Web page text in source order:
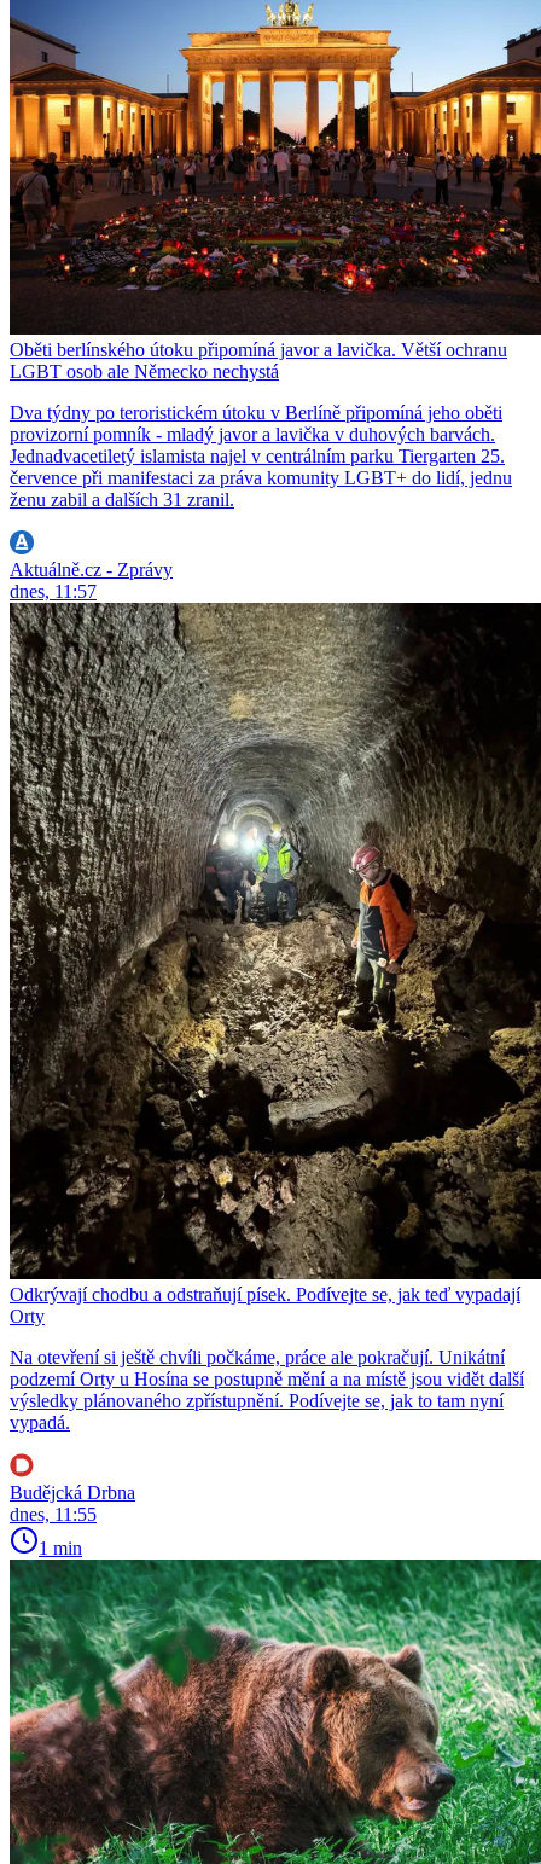
Oběti berlínského útoku připomíná javor a lavička. Větší ochranu
LGBT osob ale Německo nechystá
Dva týdny po teroristickém útoku v Berlíně připomíná jeho oběti
provizorní pomník - mladý javor a lavička v duhových barvách.
Jednadvacetiletý islamista najel v centrálním parku Tiergarten 25.
července při manifestaci za práva komunity LGBT+ do lidí, jednu
ženu zabil a dalších 31 zranil.
Aktuálně.cz - Zprávy
dnes, 11:57
Odkrývají chodbu a odstraňují písek. Podívejte se, jak teď vypadají
Orty
Na otevření si ještě chvíli počkáme, práce ale pokračují. Unikátní
podzemí Orty u Hosína se postupně mění a na místě jsou vidět další
výsledky plánovaného zpřístupnění. Podívejte se, jak to tam nyní
vypadá.
Budějcká Drbna
dnes, 11:55
1 min